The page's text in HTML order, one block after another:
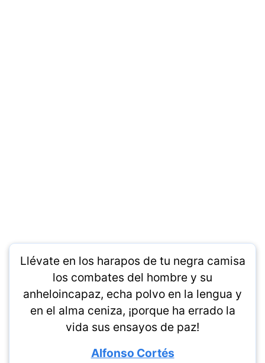
Llévate en los harapos de tu negra camisa
los combates del hombre y su
anheloincapaz, echa polvo en la lengua y
en el alma ceniza, ¡porque ha errado la
vida sus ensayos de paz!
Alfonso Cortés